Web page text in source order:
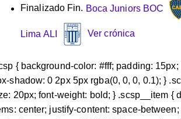
Finalizado Fin. Boca Juniors BOC
Lima ALI Ver crónica
{ background-color: #fff; padding:
shadow: 0 2px 5px rgba(0, 0, 0, 0.1); }
20px; font-weight: bold; } .scsp__item {
center; justify-content: space-